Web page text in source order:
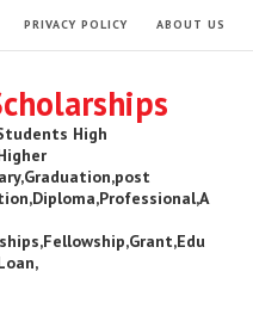
PRIVACY POLICY ABOUT US
High